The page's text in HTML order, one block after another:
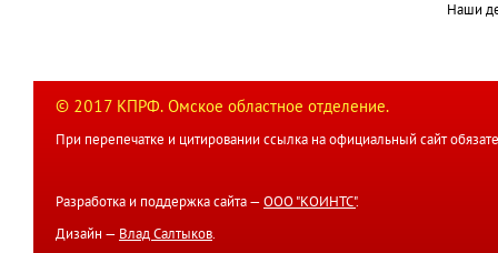
Наши
© 2017 КПРФ. Омское областное отделение.
При перепечатке и цитировании ссылка на официальный сайт
Разработка и поддержка сайта — ООО "КОИНТС".
Дизайн — Влад Салтыков.